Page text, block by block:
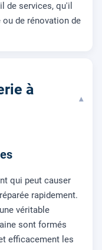
de services, qu'il
de rénovation de
à
▾
qui peut causer
rapidement.
véritable
sont formés
efficacement les